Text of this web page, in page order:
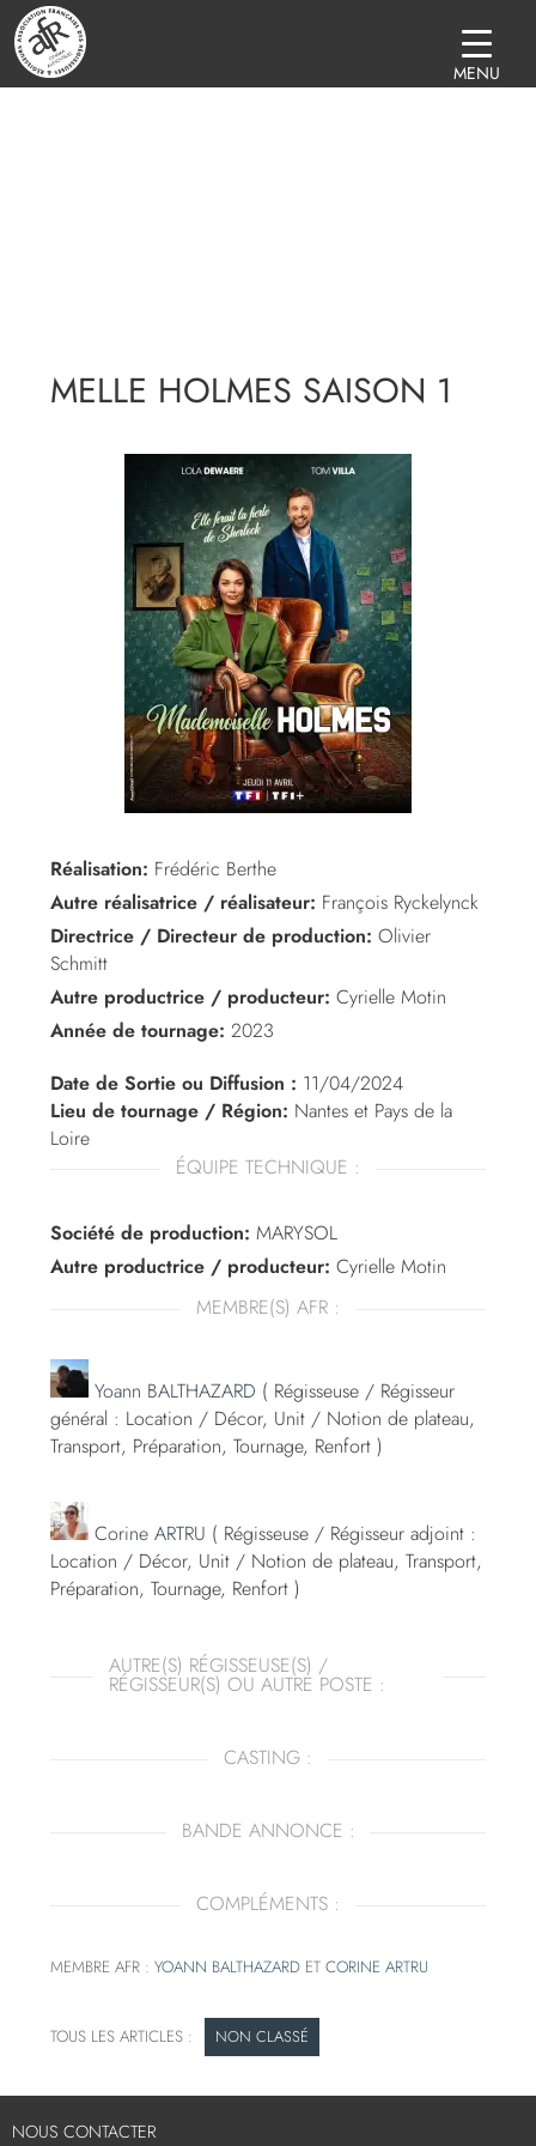
MELLE HOLMES SAISON 1
Réalisation: Frédéric Berthe
Autre réalisatrice / réalisateur: François Ryckelynck
Directrice / Directeur de production: Olivier
Schmitt
Autre productrice / producteur: Cyrielle Motin
Année de tournage: 2023
Date de Sortie ou Diffusion : 11/04/2024
Lieu de tournage / Région: Nantes et Pays de la
Loire
ÉQUIPE TECHNIQUE :
Société de production: MARYSOL
Autre productrice / producteur: Cyrielle Motin
MEMBRE(S) AFR :
Yoann BALTHAZARD ( Régisseuse / Régisseur
général : Location / Décor, Unit / Notion de plateau,
Transport, Préparation, Tournage, Renfort )
Corine ARTRU ( Régisseuse / Régisseur adjoint :
Location / Décor, Unit / Notion de plateau, Transport,
Préparation, Tournage, Renfort )
AUTRE(S) RÉGISSEUSE(S) /
RÉGISSEUR(S) OU AUTRE POSTE :
CASTING :
BANDE ANNONCE :
COMPLÉMENTS :
MEMBRE AFR :YOANN BALTHAZARD ETCORINE ARTRU
NON CLASSÉ
NOUS CONTACTER
MENU